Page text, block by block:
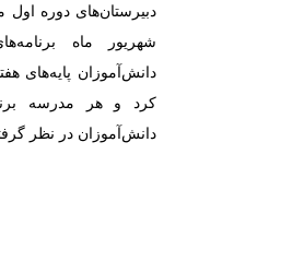
شهریور ماه
دانش‌آموزان پایه‌های
کرد و هر مدرسه
دانش‌آموزان در نظر